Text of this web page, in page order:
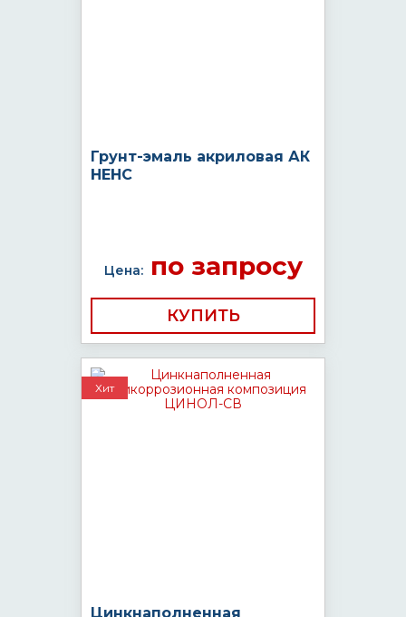
Грунт-эмаль акриловая АК
НЕНС
Цена:по запросу
КУПИТЬ
Хит
Цинкнаполненная